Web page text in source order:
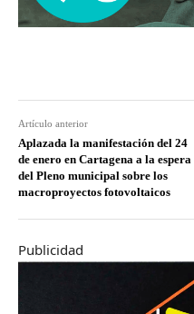
Artículo anterior
Aplazada la manifestación del 24
de enero en Cartagena a la espera
del Pleno municipal sobre los
macroproyectos fotovoltaicos
Publicidad